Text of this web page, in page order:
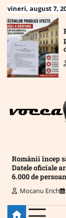
Skip
to
content
vineri, august 7,
Românii încep
Datele oficiale
6.000 de
Mocanu Erich